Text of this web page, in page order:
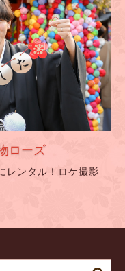
ローズ
レンタル！ロケ撮影